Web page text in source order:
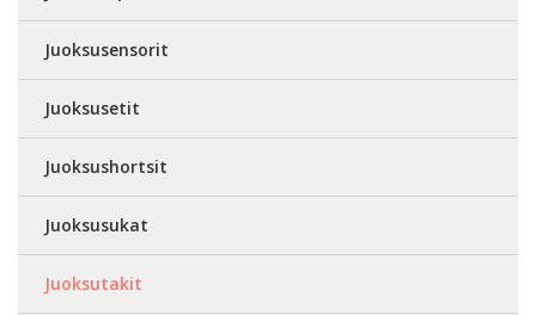
Juoksusensorit
Juoksusetit
Juoksushortsit
Juoksusukat
Juoksutakit